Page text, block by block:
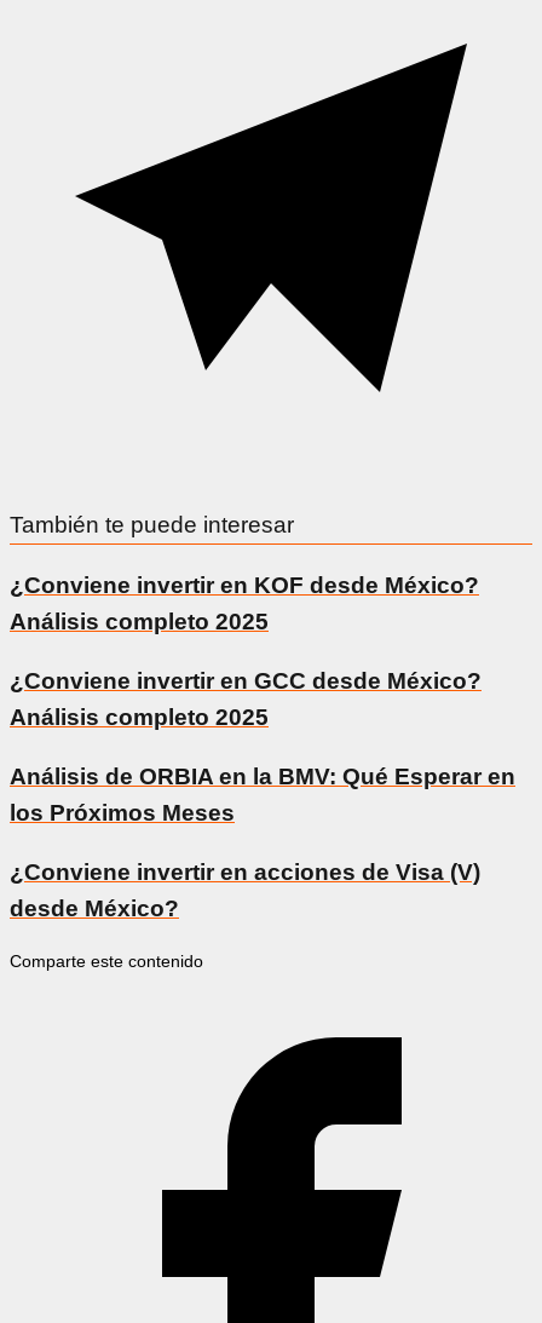
También te puede interesar
¿Conviene invertir en KOF desde México?
Análisis completo 2025
¿Conviene invertir en GCC desde México?
Análisis completo 2025
Análisis de ORBIA en la BMV: Qué Esperar en
los Próximos Meses
¿Conviene invertir en acciones de Visa (V)
desde México?
Comparte este contenido